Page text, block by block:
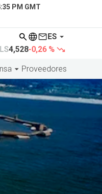
ES
PM GMT
4,528-0,26 %
Proveedores